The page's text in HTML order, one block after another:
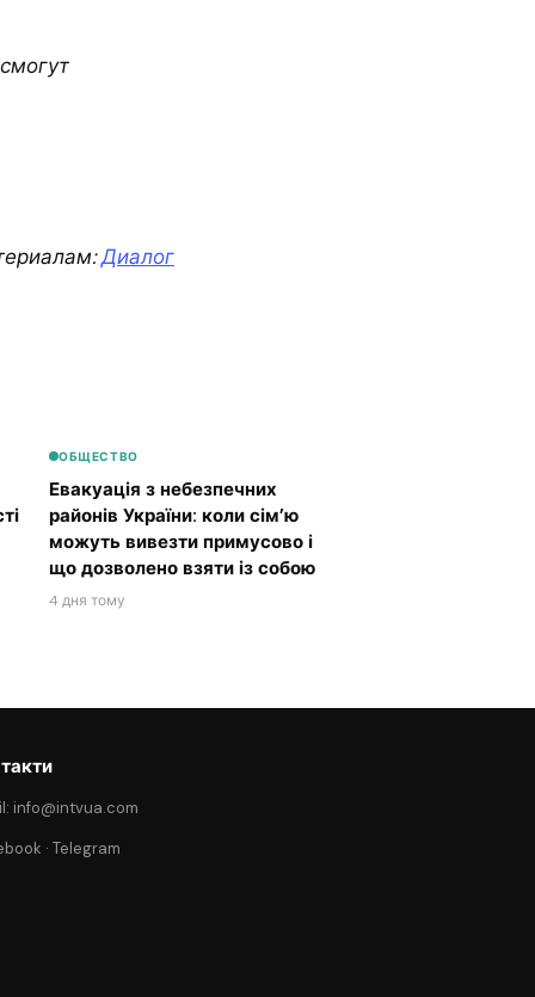
Диалог
ОБЩЕСТВО
Евакуація з небезпечних
районів України: коли сім’ю
можуть вивезти примусово і
що дозволено взяти із собою
4 дня тому
info@intvua.com
·Telegram